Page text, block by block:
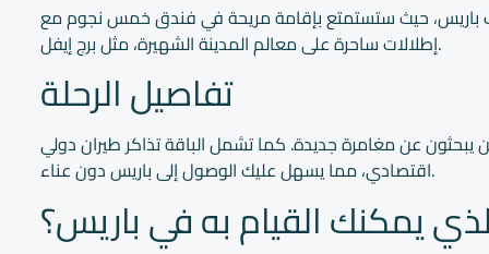
باريس، حيث ستستمتع بإقامة مريحة في فندق خمس نجوم مع
إطلالات ساحرة على معالم المدينة الشهيرة، مثل برج إيفل.
تفاصيل الرحلة
أو الأصدقاء الذين يبحثون عن مغامرة جديدة. كما تشمل الباقة تذاكر طيران دولي
اقتصادي، مما يسهل عليك الوصول إلى باريس دون عناء.
يمكنك القيام به في باريس؟